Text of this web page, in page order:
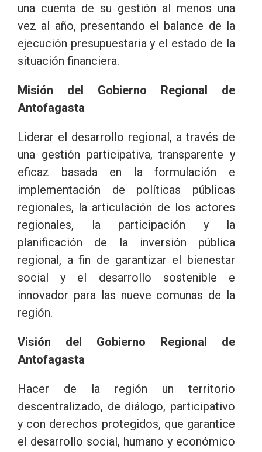
una cuenta de su gestión al menos una
vez al año, presentando el balance de la
ejecución presupuestaria y el estado de la
situación financiera.
Misión del Gobierno Regional de
Antofagasta
Liderar el desarrollo regional, a través de
una gestión participativa, transparente y
eficaz basada en la formulación e
implementación de políticas públicas
regionales, la articulación de los actores
regionales, la participación y la
planificación de la inversión pública
regional, a fin de garantizar el bienestar
social y el desarrollo sostenible e
innovador para las nueve comunas de la
región.
Visión del Gobierno Regional de
Antofagasta
Hacer de la región un territorio
descentralizado, de diálogo, participativo
y con derechos protegidos, que garantice
el desarrollo social, humano y económico